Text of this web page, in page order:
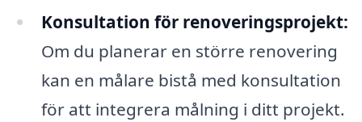
Konsultation för renoveringsprojekt:
Om du planerar en större renovering
kan en målare bistå med konsultation
för att integrera målning i ditt projekt.